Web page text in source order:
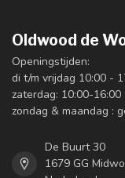
Oldwood de
Openingstijden:
di t/m vrijdag 10:00 -
zaterdag: 10:00-16:00
zondag & maandag :
De Buurt 30
1679 GG